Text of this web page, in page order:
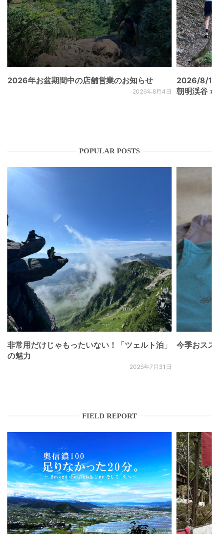
2026年お盆期間中の店舗営業のお知らせ
2026年8月4日
2026/8/
朝明渓谷 ×
POPULAR POSTS
非常用だけじゃもったいない！「ツェルト泊」
の魅力
2026年7月31日
今季おスス
FIELD REPORT